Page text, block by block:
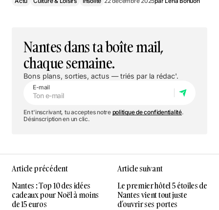
Nantes dans ta boîte mail,
chaque semaine.
Bons plans, sorties, actus — triés par la rédac'.
E-mail
En t'inscrivant, tu acceptes notre politique de confidentialité.
Désinscription en un clic.
Article précédent
Nantes : Top 10 des idées
cadeaux pour Noël à moins
de 15 euros
Article suivant
Le premier hôtel 5 étoiles de
Nantes vient tout juste
d’ouvrir ses portes